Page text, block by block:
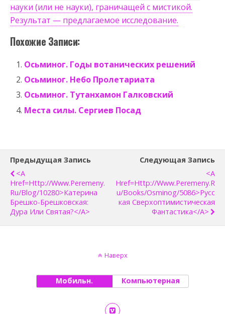
науки (или не науки), граничащей с мистикой.
Результат — предлагаемое исследование.
Похожие Записи:
Осьминог. Годы вотанических решений
Осьминог. Небо Пролетариата
Осьминог. Тутанхамон Галковский
Места силы. Сергиев Посад
Предыдущая Запись
<a
Href=http://www.peremeny.
Ru/blog/10280>Катерина
Брешко-Брешковская:
Дура Или Святая?</a>
Следующая Запись
<a
Href=http://www.peremeny.r
U/books/osminog/5086>Русс
Кая Сверхоптимистическая
Фантастика</a>
Наверх
Мобильн. Компьютерная